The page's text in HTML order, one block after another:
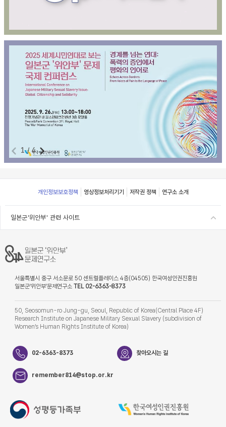
1/4
Footer
개인정보보호정책 영상정보처리기기 저작권 정책 연구소 소개
일본군'위안부' 관련 사이트
서울특별시 중구 서소문로 50 센트럴플레이스 4층(04505) 한국여성인권진흥원
일본군‘위안부’문제연구소 TEL 02-6363-8373
50, Seosomun-ro Jung-gu, Seoul, Republic of Korea(Central Place 4F)
Research Institute on Japanese Military Sexual Slavery (subdivision of
Women’s Human Rights Institute of Korea)
02-6363-8373 찾아오시는 길
remember814@stop.or.kr